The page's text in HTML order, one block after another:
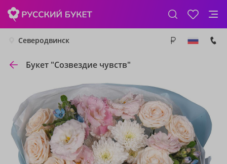
Северодвинск
Букет "Созвездие чувств"